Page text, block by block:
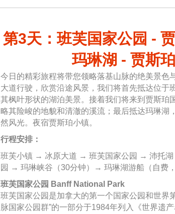
第3天：班芙国家公园 -
玛琳湖 - 贾斯
今日的精彩旅程将带您领略落基山脉的绝美景色
大道行驶，欣赏沿途风景，我们将首先抵达位于
其枫叶形状的湖泊美景。接着我们将来到贾斯珀
略其险峻的地貌和清澈的溪流；最后抵达玛琳湖
然风光。夜宿贾斯珀小镇。
行程安排：
班芙小镇 → 冰原大道 → 班芙国家公园 → 沛托
园 → 玛琳峡谷（30分钟）→ 玛琳湖游船（自费
班芙国家公园 Banff National Park
班芙国家公园是加拿大的第一个国家公园和世界
脉国家公园群”的一部分于1984年列入《世界遗